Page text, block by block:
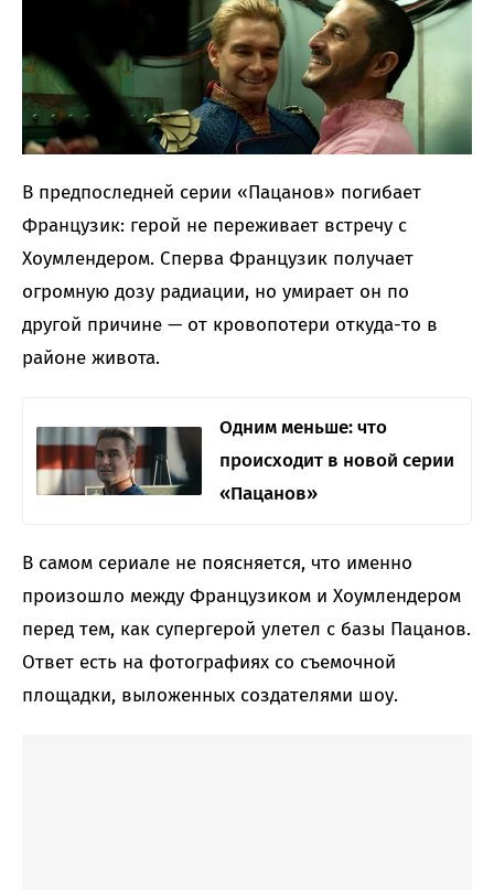
В предпоследней серии «Пацанов» погибает
Французик: герой не переживает встречу с
Хоумлендером. Сперва Французик получает
огромную дозу радиации, но умирает он по
другой причине — от кровопотери откуда-то в
районе живота.
Одним меньше: что
происходит в новой серии
«Пацанов»
В самом сериале не поясняется, что именно
произошло между Французиком и Хоумлендером
перед тем, как супергерой улетел с базы Пацанов.
Ответ есть на фотографиях со съемочной
площадки, выложенных создателями шоу.